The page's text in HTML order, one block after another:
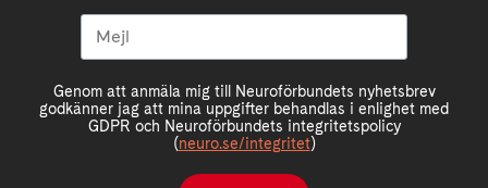
Genom att anmäla mig till Neuroförbundets nyhetsbrev
godkänner jag att mina uppgifter behandlas i enlighet med
GDPR och Neuroförbundets integritetspolicy
(neuro.se/integritet)